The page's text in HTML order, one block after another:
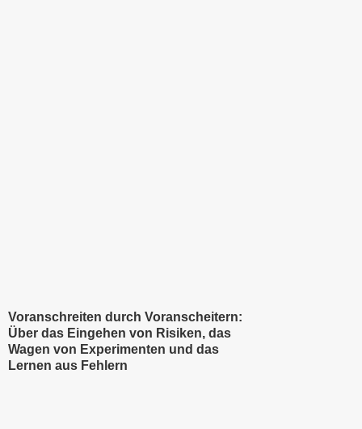
Voranschreiten durch Voranscheitern:
Über das Eingehen von Risiken, das
Wagen von Experimenten und das
Lernen aus Fehlern